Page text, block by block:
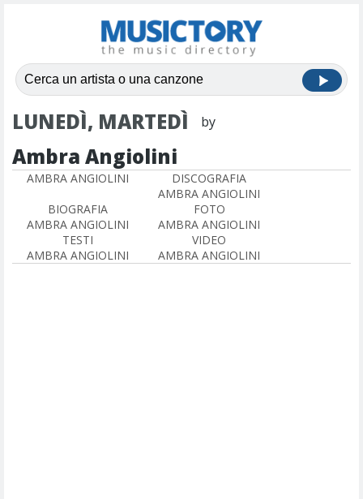
LUNEDÌ, MARTEDÌ by
Ambra Angiolini
AMBRA ANGIOLINI
DISCOGRAFIA
AMBRA ANGIOLINI
BIOGRAFIA
AMBRA ANGIOLINI
FOTO
AMBRA ANGIOLINI
TESTI
AMBRA ANGIOLINI
VIDEO
AMBRA ANGIOLINI